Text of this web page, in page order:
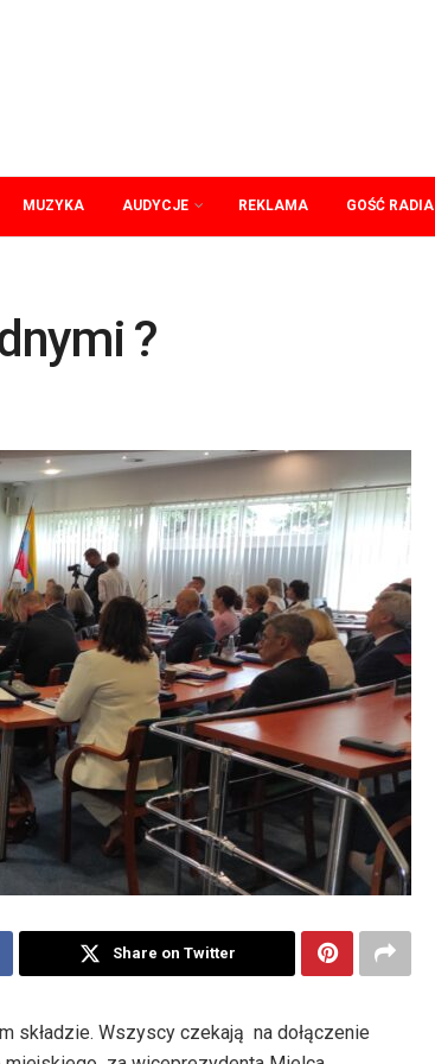
MUZYKA AUDYCJE REKLAMA GOŚĆ RADIA
?
Share on Twitter
Wszyscy czekają na dołączenie